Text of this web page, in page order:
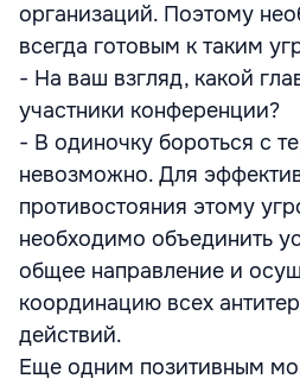
организаций. Поэтому
всегда готовым к таким
- На ваш взгляд, какой
участники конференции?
- В одиночку бороться с
невозможно. Для
противостояния этому
необходимо объединить
общее направление и
координацию всех
действий.
Еще одним позитивным